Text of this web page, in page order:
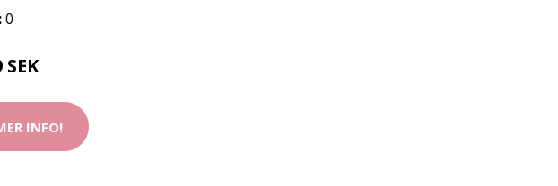
0
SEK
INFO!